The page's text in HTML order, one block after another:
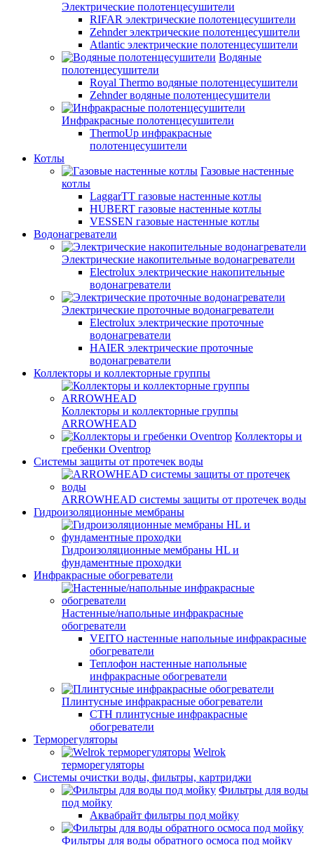
Электрические полотенцесушители
RIFAR электрические полотенцесушители
Zehnder электрические полотенцесушители
Atlantic электрические полотенцесушители
Водяные
полотенцесушители
Royal Thermo водяные полотенцесушители
Zehnder водяные полотенцесушители
Инфракрасные полотенцесушители
ThermoUp инфракрасные
полотенцесушители
Котлы
Газовые настенные
котлы
LaggarTT газовые настенные котлы
HUBERT газовые настенные котлы
VESSEN газовые настенные котлы
Водонагреватели
Электрические накопительные водонагреватели
Electrolux электрические накопительные
водонагреватели
Электрические проточные водонагреватели
Electrolux электрические проточные
водонагреватели
HAIER электрические проточные
водонагреватели
Коллекторы и коллекторные группы
Коллекторы и коллекторные группы
ARROWHEAD
Коллекторы и
гребенки Oventrop
Системы защиты от протечек воды
ARROWHEAD системы защиты от протечек воды
Гидроизоляционные мембраны
Гидроизоляционные мембраны HL и
фундаментные проходки
Инфракрасные обогреватели
Настенные/напольные инфракрасные
обогреватели
VEITO настенные напольные инфракрасные
обогреватели
Теплофон настенные напольные
инфракрасные обогреватели
Плинтусные инфракрасные обогреватели
СТН плинтусные инфракрасные
обогреватели
Терморегуляторы
Welrok
терморегуляторы
Системы очистки воды, фильтры, картриджи
Фильтры для воды
под мойку
Аквабрайт фильтры под мойку
Фильтры для воды обратного осмоса под мойку